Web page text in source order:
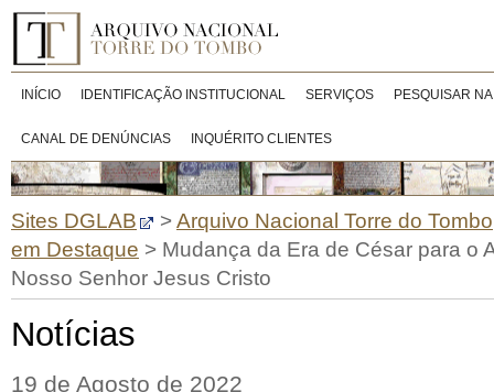
INÍCIO IDENTIFICAÇÃO INSTITUCIONAL SERVIÇOS PESQUISAR
CANAL DE DENÚNCIAS INQUÉRITO CLIENTES
Sites DGLAB >Arquivo Nacional Torre do Tombo
em Destaque > Mudança da Era de César para o
Nosso Senhor Jesus Cristo
Notícias
19 de Agosto de 2022